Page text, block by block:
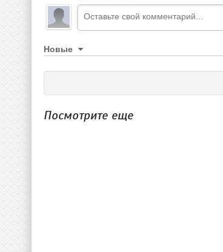
Новые
Посмотрите еще